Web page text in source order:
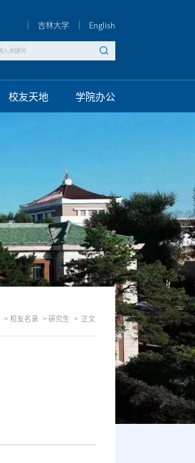
吉林大学 English
校友天地 学院办公
校友名录 研究生 正文